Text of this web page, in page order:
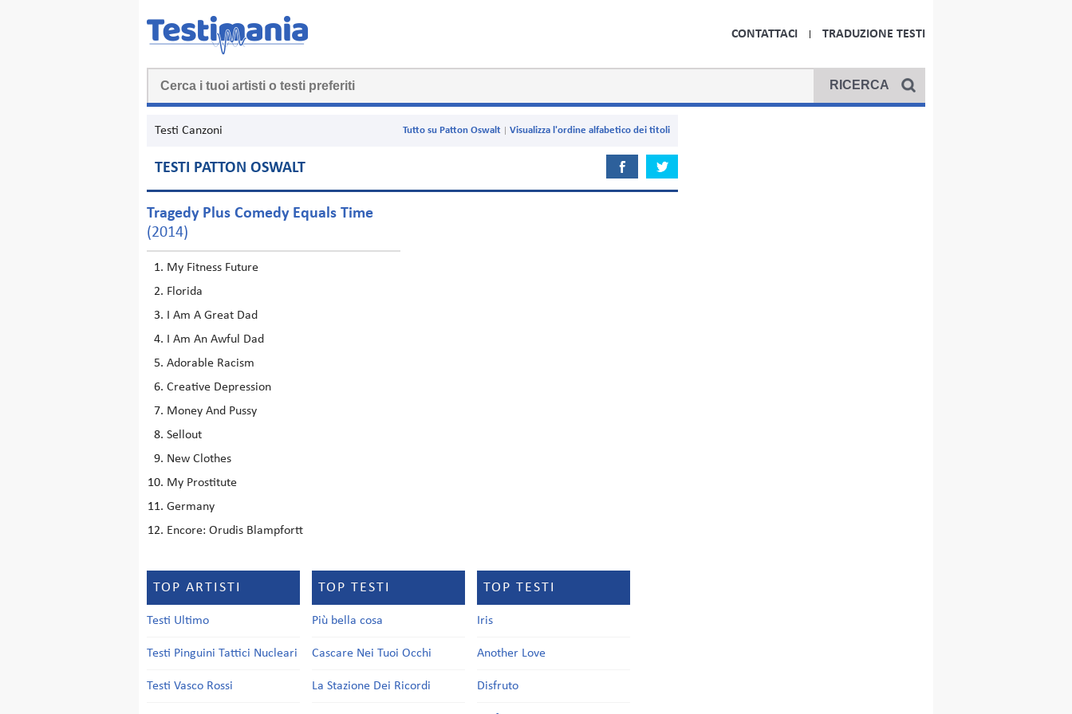
CONTATTACI TRADUZIONE TESTI
Testi Canzoni Visualizza l'ordine alfabetico dei titoli
Tutto su Patton Oswalt
TESTI PATTON OSWALT
Tragedy Plus Comedy Equals Time
(2014)
My Fitness Future
Florida
I Am A Great Dad
I Am An Awful Dad
Adorable Racism
Creative Depression
Money And Pussy
Sellout
New Clothes
My Prostitute
Germany
Encore: Orudis Blampfortt
TOP ARTISTI
Testi Ultimo
Testi Pinguini Tattici Nucleari
Testi Vasco Rossi
TOP TESTI
Più bella cosa
Cascare Nei Tuoi Occhi
La Stazione Dei Ricordi
TOP TESTI
Iris
Another Love
Disfruto